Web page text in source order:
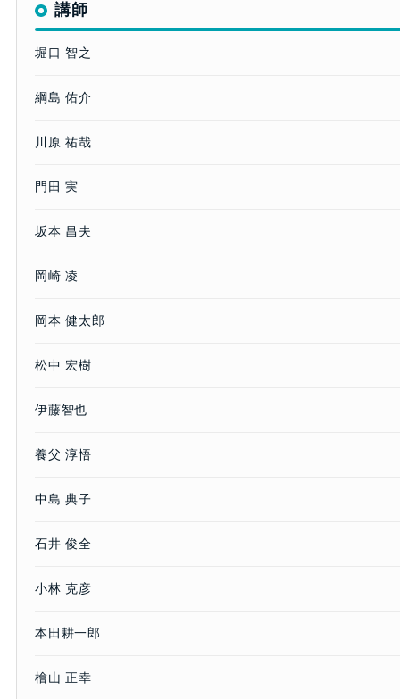
講師
堀口 智之
綱島 佑介
川原 祐哉
門田 実
坂本 昌夫
岡崎 凌
岡本 健太郎
松中 宏樹
伊藤智也
養父 淳悟
中島 典子
石井 俊全
小林 克彦
本田耕一郎
檜山 正幸